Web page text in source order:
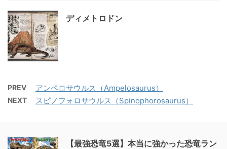
ディメトロドン
PREV アンペロサウルス（Ampelosaurus）
NEXT スピノフォロサウルス（Spinophorosaurus）
【最強恐竜5選】本当に強かった恐竜ラン